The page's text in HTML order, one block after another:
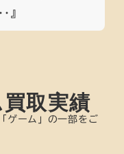
』
取実績
ゲーム」の一部をご